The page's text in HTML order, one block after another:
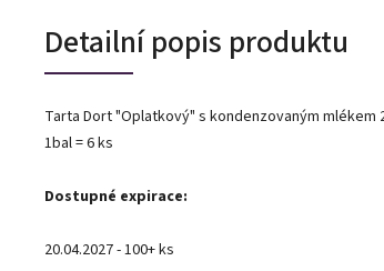
Detailní popis produktu
Tarta Dort "Oplatkový" s kondenzovaným mlékem
1bal = 6 ks
Dostupné expirace:
20.04.2027 - 100+ ks